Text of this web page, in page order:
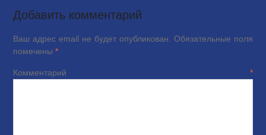
Добавить комментарий
Ваш адрес email не будет опубликован.
Обязательные поля
помечены *
Комментарий*